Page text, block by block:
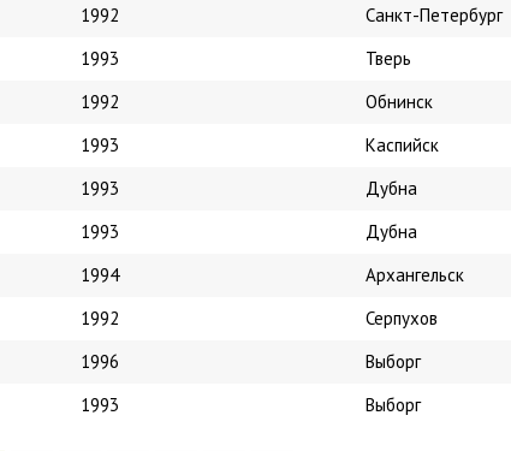
1992
Санкт-Петербург
1993
Тверь
1992
Обнинск
1993 Каспийск
1993
Дубна
1993
Дубна
1994
Архангельск
1992
Серпухов
1996 Выборг
1993 Выборг